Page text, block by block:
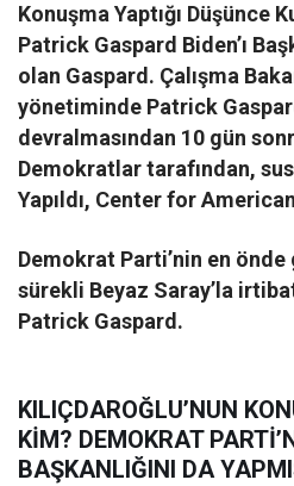
Konuşma Yaptığı Düşünce
Patrick Gaspard Biden’ı
o lan Gaspard. Çalışma
yönetiminde Patrick
devralmasından 10 gün
Demokratlar tarafından,
Yapıldı, Center for
Demokrat Parti’nin en
sürekli Beyaz Saray’la
Patrick Gaspard.
KILIÇDAROĞLU’NUN
KİM? DEMOKRAT
BAŞKANLIĞINI DA